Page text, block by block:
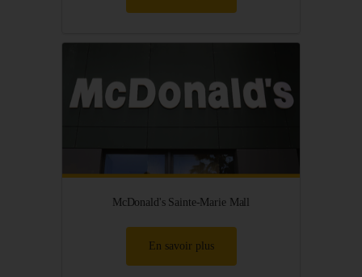
McDonald's Sainte-Marie Mall
En savoir plus